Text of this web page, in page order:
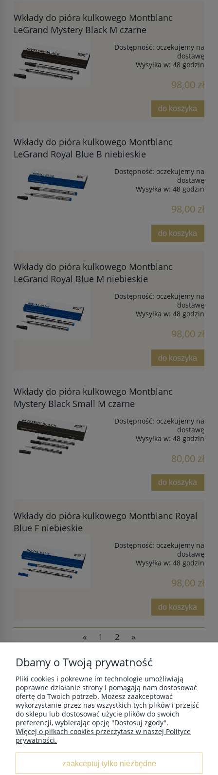
Wkłady do pióra kulkowego Montblanc
LeGrand Mystery Black M czarne
Dostępność: oczekujemy na
dostawę
Wysyłka w: 48 godzin
98,00 zł
do koszyka
Wkłady do pióra kulkowego Montblanc
LeGrand Royal Blue B niebieskie
Dostępność: oczekujemy na
dostawę
Wysyłka w: 48 godzin
98,00 zł
do koszyka
Wkłady do pióra kulkowego Montblanc
LeGrand Royal Blue M niebieskie
Dostępność: oczekujemy na
dostawę
Wysyłka w: 48 godzin
98,00 zł
do koszyka
Wkłady do pióra kulkowego Montblanc
Mystery Black Small M czarne
Dostępność: oczekujemy na
dostawę
Wysyłka w: 48 godzin
80,00 zł
do koszyka
Wkłady do pióra kulkowego Montblanc Royal
Blue F niebieskie
Dostępność: oczekujemy na
dostawę
Wysyłka w: 48 godzin
98,00 zł
do koszyka
« 1 2 »
POMOC
MOJE KONTO
PŁATNOŚCI I DOSTAWA
Dbamy o Twoją prywatność
Pliki cookies i pokrewne im technologie umożliwiają
poprawne działanie strony i pomagają nam dostosować
ofertę do Twoich potrzeb. Możesz zaakceptować
wykorzystanie przez nas wszystkich tych plików i przejść
do sklepu lub dostosować użycie plików do swoich
preferencji, wybierając opcję "Dostosuj zgody".
Więcej o plikach cookies przeczytasz w naszej Polityce
prywatności.
zaakceptuj tylko niezbędne